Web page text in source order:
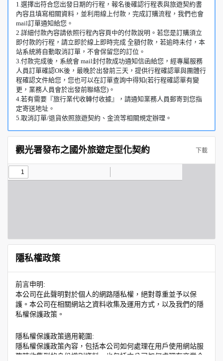
1.選擇出符合您出發日期的行程，報名後確認行程表與旅遊契約書
內容且填寫相關資料，並利用線上付款，完成訂購流程，我們也會
mail訂單通知給您。
2.詳細付款內容請依照行程內容頁中的付款說明。若您是訂購須立
即付款的行程，請立即於線上即時完成 全額付款，若逾時未付，本
站系統將自動取消訂單，不會保留您的訂位。
3.付款完成後，系統會 mail封付款成功通知信函給您，經專屬服務
人員訂單確認OK後，最晚於出發前三天，提供行程確認單與團體行
程確認文件給您，您也可以在訂單查詢中得知(若行程確認單有變
更，業務人員會於出發前聯絡您)。
4.若有需要『旅行業代收轉付收據』，請通知業務人員郵寄到您指
定寄送地址。
5.取消訂單/退貨依照旅遊契約、金流等相關規定辦理。
觀光署發布之國外旅遊定型化契約 下載
隱私權政策
前言申明:
本公司在此聲明對於個人的網路隱私權，絕對尊重並予以保
護。本公司在相關網站之資料收集及運用方式，以及我們的隱
私權保護政策。
隱私權保護政策適用範圍:
隱私權保護政策內容，包括本公司如何處理在用戶使用網站服
務時收集到的身份識別資料，也包括本公司如何處理在商業合